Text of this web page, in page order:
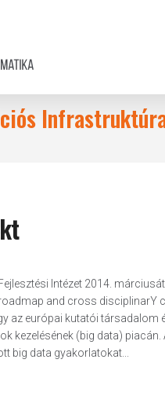
Intézet 2014.
and cross
az európai kutatói
kezelésének (big data)
big data gyakorlatokat...